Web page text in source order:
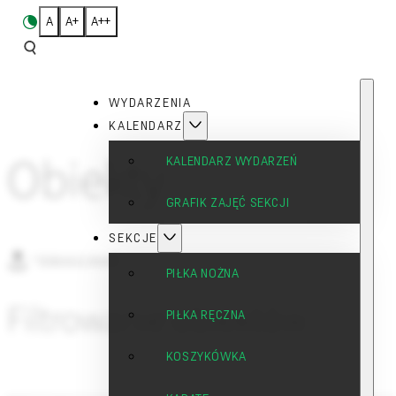
A A+ A++
WYDARZENIA
KALENDARZ
KALENDARZ WYDARZEŃ
GRAFIK ZAJĘĆ SEKCJI
SEKCJE
PIŁKA NOŻNA
PIŁKA RĘCZNA
KOSZYKÓWKA
Obiekty
Filtrowanie obiektów